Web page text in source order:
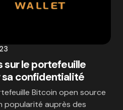
sur le portefeuille
confidentialité
Bitcoin open source
popularité auprès des